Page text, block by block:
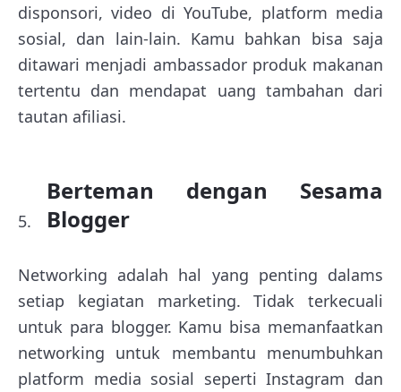
disponsori, video di YouTube, platform media
sosial, dan lain-lain. Kamu bahkan bisa saja
ditawari menjadi ambassador produk makanan
tertentu dan mendapat uang tambahan dari
tautan afiliasi.
Berteman dengan Sesama
Blogger
Networking adalah hal yang penting dalams
setiap kegiatan marketing. Tidak terkecuali
untuk para blogger. Kamu bisa memanfaatkan
networking untuk membantu menumbuhkan
platform media sosial seperti Instagram dan